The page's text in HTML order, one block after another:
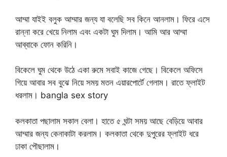
আম্মা যাইই বলুক আম্মার জন্য যা বলেছি সব কিনে আনলাম। ফিরে এসে
রান্না করে খেয়ে নিলাম এবং একটা ঘুম দিলাম। আমি আর আম্মা
আব্বাকে ফোন করিনি।
বিকেলে ঘুম থেকে উঠে একা রুমে সবাই কাজে গেছে। বিকেলে অফিসে
গিয়ে আবার সব বুঝে নিয়ে সময় মতন এয়ারপোর্টে গেলাম। রাতে ফ্লাইট
ধরলাম। bangla sex story
কলকাতা পছালাম সকাল বেলা। হাতে ৫ ঘন্টা সময় আছে বেড়িয়ে আবার
আম্মার জন্য কেনাকাটা করলাম। কলকাতা থেকে দুপুরের ফ্লাইট ধরে
ঢাকা পৌছালাম।